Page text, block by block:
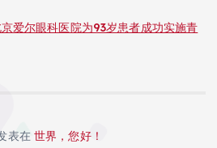
爱尔眼科医院为93岁患者成功实施青
表在世界，您好！